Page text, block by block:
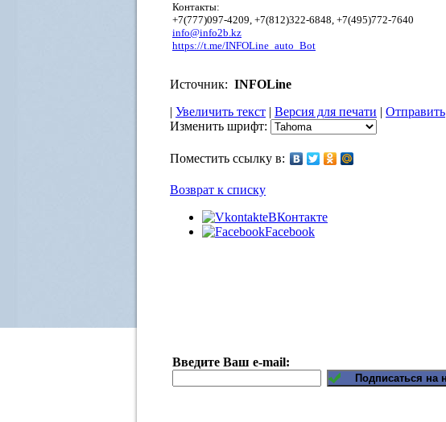
Контакты:
+7(777)097-4209, +7(812)322-6848, +7(495)772-7640
info@info2b.kz
https://t.me/INFOLine_auto_Bot
Источник: INFOLine
| Увеличить текст | Версия для печати | Отправить
Изменить шрифт:
Поместить ссылку в:
Возврат к списку
ВКонтакте
Facebook
Введите Ваш e-mail: